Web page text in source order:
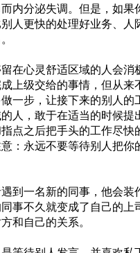
内分泌失调。但是，如果
人更快的处理好业务、人
在心灵舒适区域的人会消
上级交给的事情，但从来
一步，让接下来的别人的
人，敢于在适当的时候提
点之后把手头的工作尽快
：永远不要等待别人把你
到一名新的同事，他会装
事不久就变成了自己的上
和自己的关系。